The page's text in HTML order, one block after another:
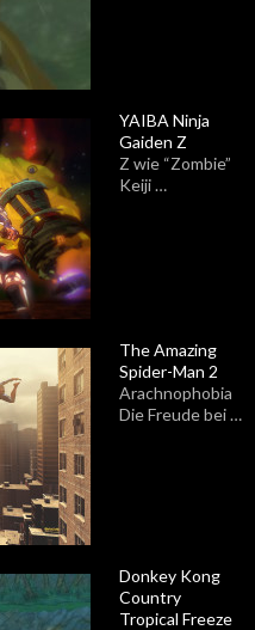
YAIBA Ninja
Gaiden Z
Z wie “Zombie”
Keiji …
The Amazing
Spider-Man 2
Arachnophobia
Die Freude bei …
Donkey Kong
Country
Tropical Freeze